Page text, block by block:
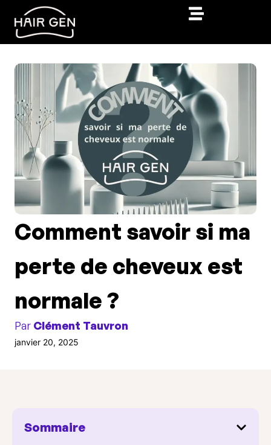
Comment savoir si ma
perte de cheveux est
normale ?
Par Clément Tauvron
janvier 20, 2025
Sommaire